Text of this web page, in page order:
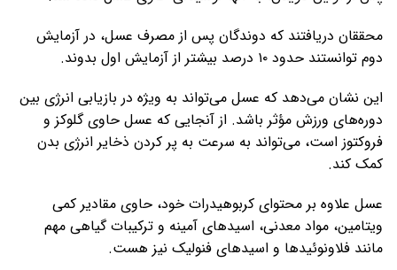
محققان دریافتند که دوندگان پس از مصرف عسل، در آزمایش
دوم توانستند حدود ۱۰ درصد بیشتر از آزمایش اول بدوند.
این نشان می‌دهد که عسل می‌تواند به ویژه در بازیابی انرژی بین
دوره‌های ورزش مؤثر باشد. از آنجایی که عسل حاوی گلوکز و
فروکتوز است، می‌تواند به سرعت به پر کردن ذخایر انرژی بدن
کمک کند.
عسل علاوه بر محتوای کربوهیدرات خود، حاوی مقادیر کمی
ویتامین، مواد معدنی، اسیدهای آمینه و ترکیبات گیاهی مهم
مانند فلاونوئیدها و اسیدهای فنولیک نیز هست.